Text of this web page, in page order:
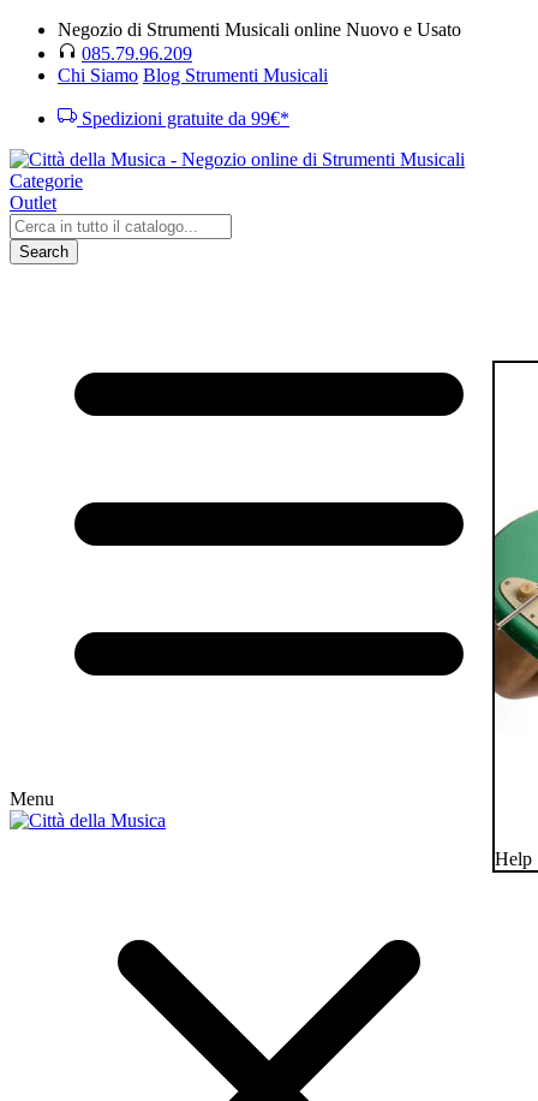
Negozio di Strumenti Musicali online Nuovo e Usato
085.79.96.209
Chi Siamo Blog Strumenti Musicali
Spedizioni gratuite da 99€*
Categorie
Outlet
Search
Menu
Help